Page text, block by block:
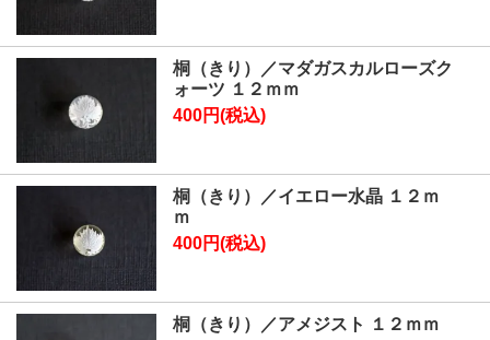
桐（きり）／マダガスカルローズク
ォーツ １２ｍｍ
400円(税込)
桐（きり）／イエロー水晶 １２ｍ
ｍ
400円(税込)
桐（きり）／アメジスト １２ｍｍ